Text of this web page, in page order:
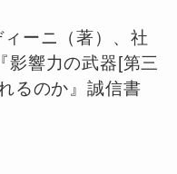
ーニ（著）、社
影響力の武器[第三
るのか』誠信書